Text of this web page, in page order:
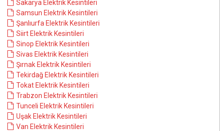
Sakarya Elektrik Kesintileri
Samsun Elektrik Kesintileri
Şanlıurfa Elektrik Kesintileri
Siirt Elektrik Kesintileri
Sinop Elektrik Kesintileri
Sivas Elektrik Kesintileri
Şırnak Elektrik Kesintileri
Tekirdağ Elektrik Kesintileri
Tokat Elektrik Kesintileri
Trabzon Elektrik Kesintileri
Tunceli Elektrik Kesintileri
Uşak Elektrik Kesintileri
Van Elektrik Kesintileri